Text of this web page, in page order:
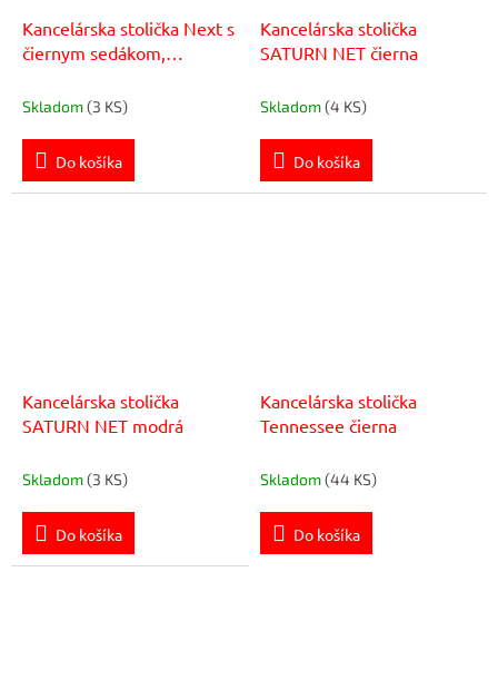
Kancelárska stolička Next s
čiernym sedákom,
Skladom(3 KS)
Do košíka
Kancelárska stolička
SATURN NET čierna
Skladom(4 KS)
Do košíka
Kancelárska stolička
SATURN NET modrá
Skladom(3 KS)
Do košíka
Kancelárska stolička
Tennessee čierna
Skladom(44 KS)
Do košíka